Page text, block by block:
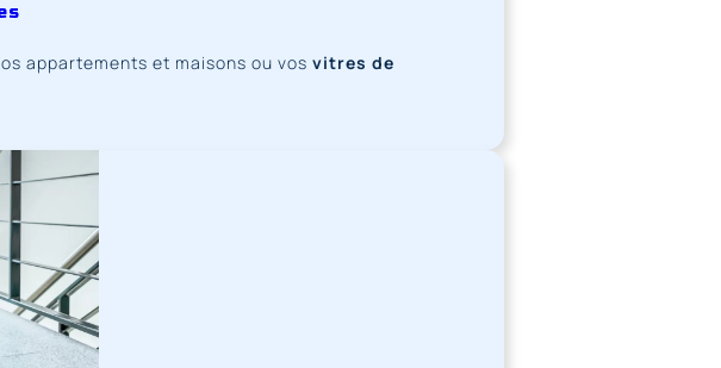
appartements et maisons ou vos vitres de